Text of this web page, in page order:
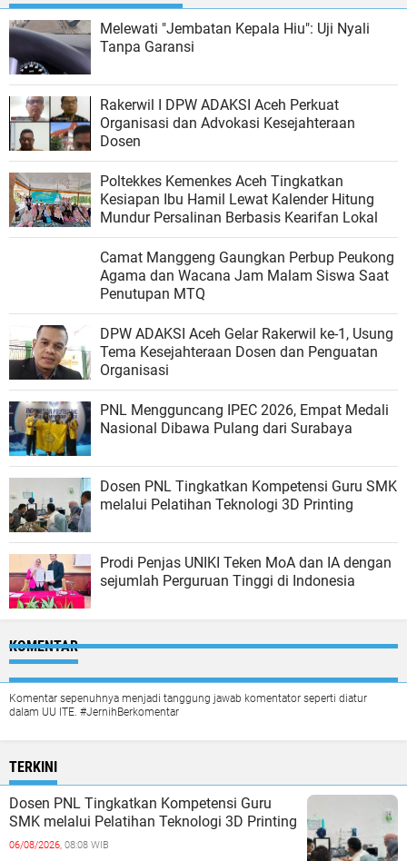
Melewati "Jembatan Kepala Hiu": Uji Nyali
Tanpa Garansi
Rakerwil I DPW ADAKSI Aceh Perkuat
Organisasi dan Advokasi Kesejahteraan
Dosen
Poltekkes Kemenkes Aceh Tingkatkan
Kesiapan Ibu Hamil Lewat Kalender Hitung
Mundur Persalinan Berbasis Kearifan Lokal
Camat Manggeng Gaungkan Perbup Peukong
Agama dan Wacana Jam Malam Siswa Saat
Penutupan MTQ
DPW ADAKSI Aceh Gelar Rakerwil ke-1, Usung
Tema Kesejahteraan Dosen dan Penguatan
Organisasi
PNL Mengguncang IPEC 2026, Empat Medali
Nasional Dibawa Pulang dari Surabaya
Dosen PNL Tingkatkan Kompetensi Guru SMK
melalui Pelatihan Teknologi 3D Printing
Prodi Penjas UNIKI Teken MoA dan IA dengan
sejumlah Perguruan Tinggi di Indonesia
KOMENTAR
Komentar sepenuhnya menjadi tanggung jawab komentator seperti diatur
dalam UU ITE. #JernihBerkomentar
TERKINI
Dosen PNL Tingkatkan Kompetensi Guru
SMK melalui Pelatihan Teknologi 3D Printing
06/08/2026, 08:08 WIB